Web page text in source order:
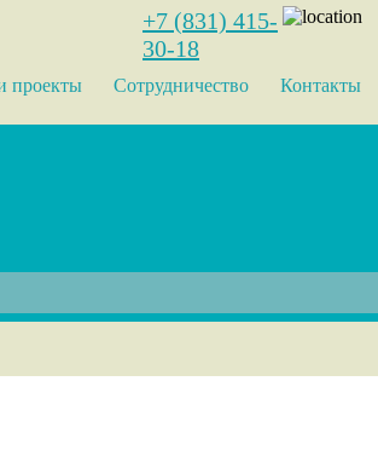
+7 (831) 415-
30-18
проекты Сотрудничество Контакты